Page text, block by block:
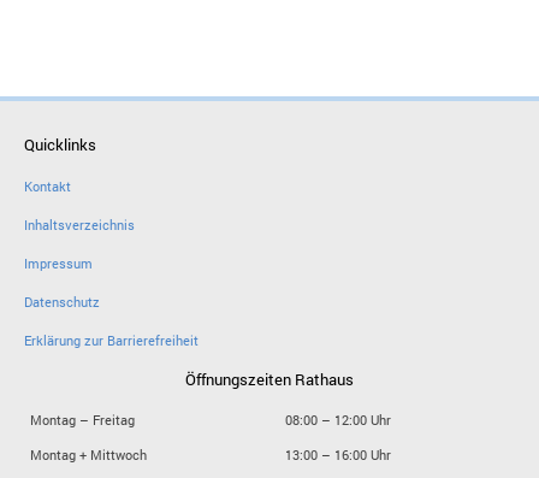
Quicklinks
Kontakt
Inhaltsverzeichnis
Impressum
Datenschutz
Erklärung zur Barrierefreiheit
Öffnungszeiten Rathaus
Montag – Freitag
08:00 – 12:00 Uhr
Montag + Mittwoch
13:00 – 16:00 Uhr